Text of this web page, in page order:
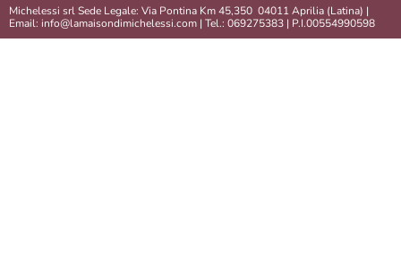
Michelessi srl Sede Legale: Via Pontina Km 45,350 04011 Aprilia (Latina) |
Email: info@lamaisondimichelessi.com | Tel.: 069275383 | P.I.00554990598